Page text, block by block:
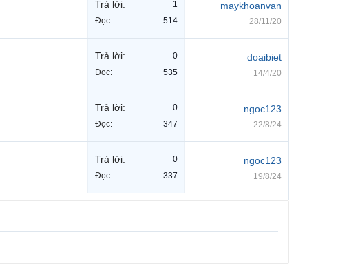
Trả lời:
1
Đọc:
514
maykhoanvan
28/11/20
Trả lời:
0
Đọc:
535
doaibiet
14/4/20
Trả lời:
0
Đọc:
347
ngoc123
22/8/24
Trả lời:
0
Đọc:
337
ngoc123
19/8/24